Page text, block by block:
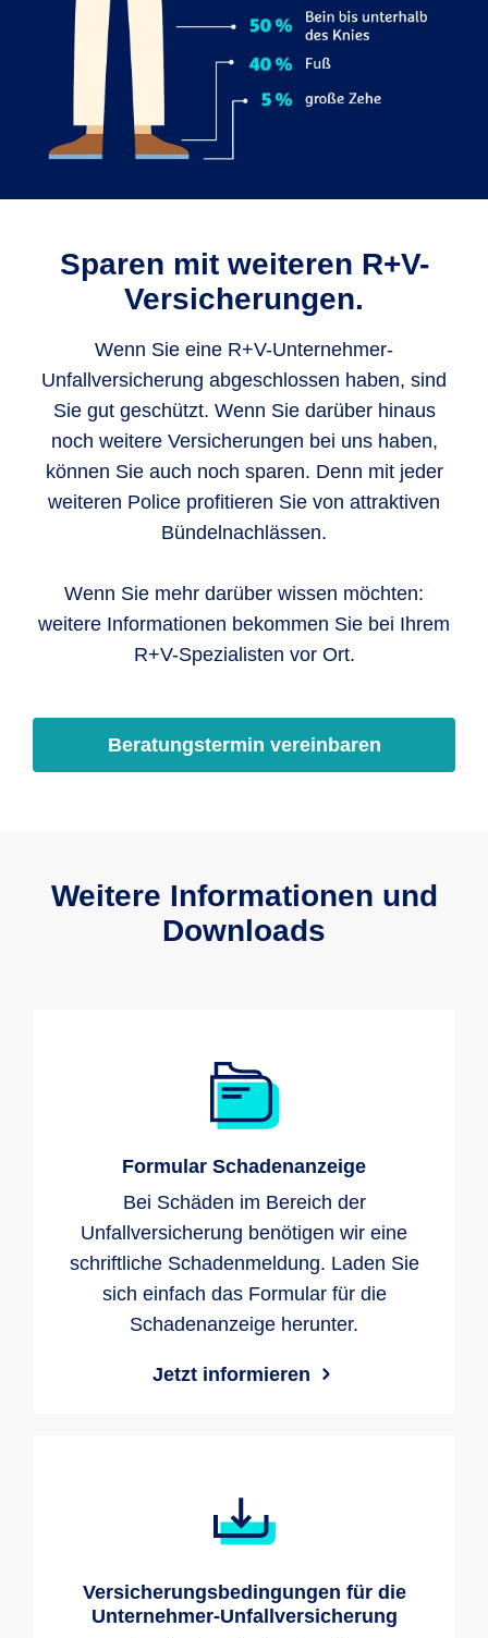
Sparen mit weiteren R+V-
Versicherungen.
Wenn Sie eine R+V-Unternehmer-
Unfallversicherung abgeschlossen haben, sind
Sie gut geschützt. Wenn Sie darüber hinaus
noch weitere Versicherungen bei uns haben,
können Sie auch noch sparen. Denn mit jeder
weiteren Police profitieren Sie von attraktiven
Bündelnachlässen.
Wenn Sie mehr darüber wissen möchten:
weitere Informationen bekommen Sie bei Ihrem
R+V-Spezialisten vor Ort.
Beratungstermin vereinbaren
Weitere Informationen und
Downloads
Formular Schadenanzeige
Bei Schäden im Bereich der
Unfallversicherung benötigen wir eine
schriftliche Schadenmeldung. Laden Sie
sich einfach das Formular für die
Schadenanzeige herunter.
Jetzt informieren
Versicherungsbedingungen für die
Unternehmer-Unfallversicherung